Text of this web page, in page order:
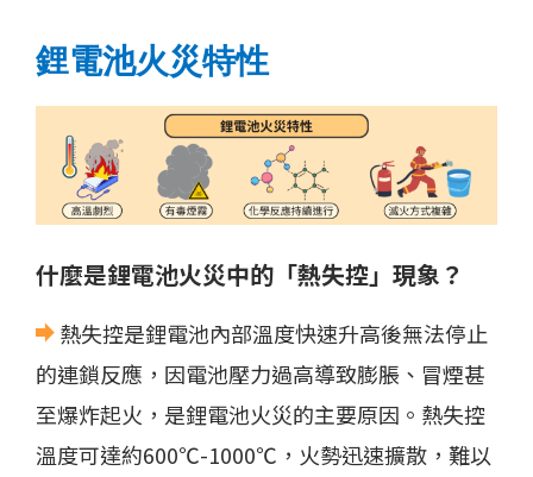
鋰電池火災特性
什麼是鋰電池火災中的「熱失控」現象？
熱失控是鋰電池內部溫度快速升高後無法停止
的連鎖反應，因電池壓力過高導致膨脹、冒煙甚
至爆炸起火，是鋰電池火災的主要原因。熱失控
溫度可達約600℃-1000℃，火勢迅速擴散，難以